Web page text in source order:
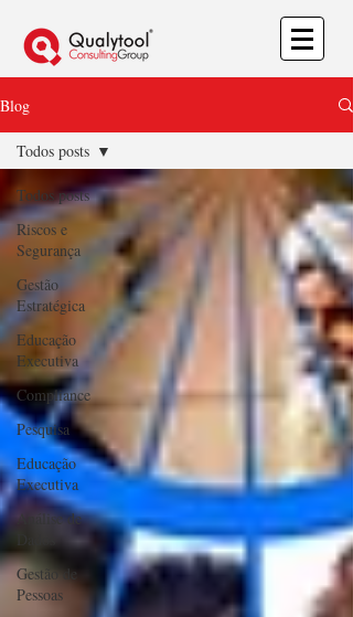
Blog
Todos posts
Riscos e
Segurança
Gestão
Estratégica
Educação
Executiva
Compliance
Pesquisa
Educação
Executiva
Análise de
Gestão de
Pessoas
Todos posts